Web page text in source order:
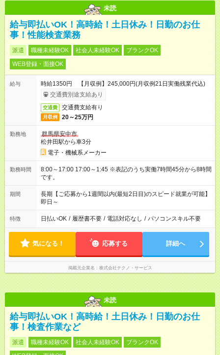
未読
給与即払いOK！高時給！土日休み！日勤のお仕
事！性能検査業務
派遣 職種未経験OK 社会人未経験OK
ブランクOK
WEB登録・面接OK
給与
時給1350円 【月収例】245,000円(月収例21日実働残業代込)
交通費別途支給あり
交通費 交通費支給有り
月収例 20～25万円
勤務地
群馬県安中市
松井田駅から車3分
電子・機械系メーカー
勤務時間
8:00～17:00 17:00～1:45 ※表記のうち実働7時間45分から8時間
です。
期間
長期【ご応募から1週間以内(最短2日目)のスピード就業が可能】
即日～
特徴 日払いOK / 履歴書不要 / 電話対応なし / パソコンスキル不要
気になる！ 応募する 詳細へ
掲載元企業名 株式会社テクノ・サービス
未読
給与即払いOK！高時給！土日休み！日勤のお仕
事！検査作業など
派遣 職種未経験OK 社会人未経験OK
ブランクOK